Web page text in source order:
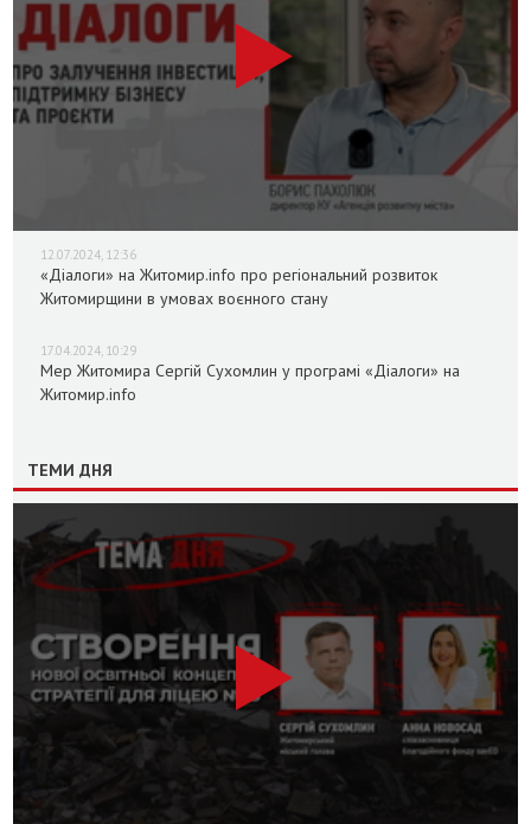
12.07.2024, 12:36
«Діалоги» на Житомир.info про регіональний розвиток
Житомирщини в умовах воєнного стану
17.04.2024, 10:29
Мер Житомира Сергій Сухомлин у програмі «Діалоги» на
Житомир.info
ТЕМИ ДНЯ